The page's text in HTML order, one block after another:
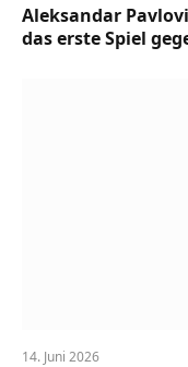
Aleksandar
das erste Spiel
14. Juni 2026